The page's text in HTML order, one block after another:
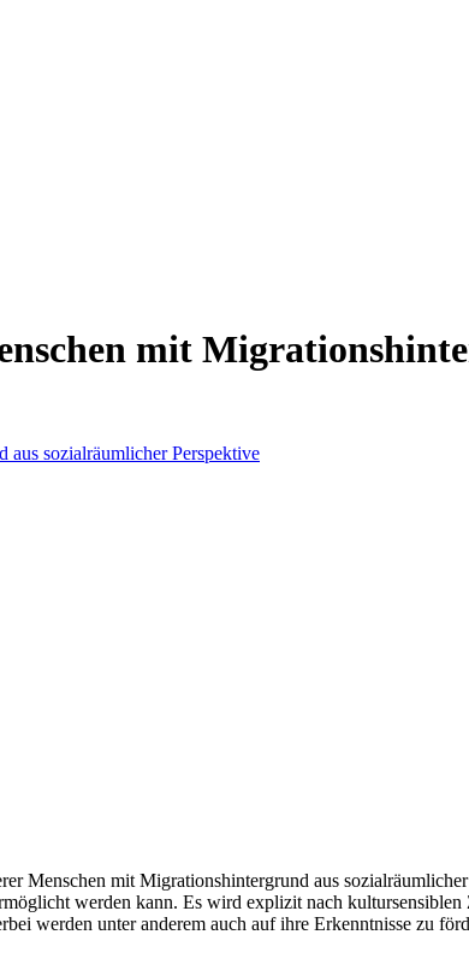
mit
Menschen mit Migrationshintergrund aus
werden kann. Es wird explizit nach
werden unter anderem auch auf ihre Erkenntnisse zu